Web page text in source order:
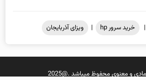
| خرید سرور hp | ویزای آذربایجان
و معنوی محفوظ میباشد .@2025